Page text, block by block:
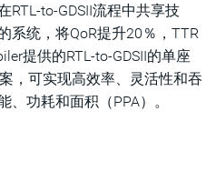
RTL-to-GDSII流程中共享技
系统，将QoR提升20％，TTR
提供的RTL-to-GDSII的单座
，可实现高效率、灵活性和吞
功耗和面积（PPA）。